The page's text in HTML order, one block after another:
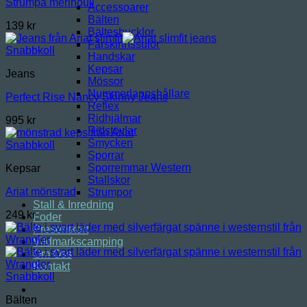
Accessoarer
Bälten
Bältesbucklor
Fårskinnssulor
Handskar
Kepsar
Mössor
Nummerlappshållare
Reflex
Ridhjälmar
Ridstövlar
Smycken
Sporrar
Sporremmar Western
Stallskor
Strumpor
Stall & Inredning
Foder
Presentkort
Vildmarkscamping
Om Oss
Kontakt
Strumpa merinoull
139 kr
Snabbkoll
Jeans
Perfect Rise Nancy Skinny Jeans
995 kr
Snabbkoll
Kepsar
Ariat mönstrad
249 kr
Snabbkoll
Bälten